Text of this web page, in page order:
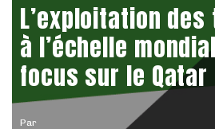
Par
L’exploitation
à l’échelle
focus sur le Qatar